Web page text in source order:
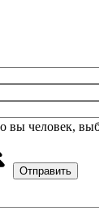
вы человек,